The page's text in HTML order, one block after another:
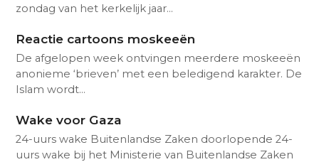
zondag van het kerkelijk jaar…
Reactie cartoons moskeeën
De afgelopen week ontvingen meerdere moskeeën
anonieme ‘brieven’ met een beledigend karakter. De
Islam wordt…
Wake voor Gaza
24-uurs wake Buitenlandse Zaken doorlopende 24-
uurs wake bij het Ministerie van Buitenlandse Zaken